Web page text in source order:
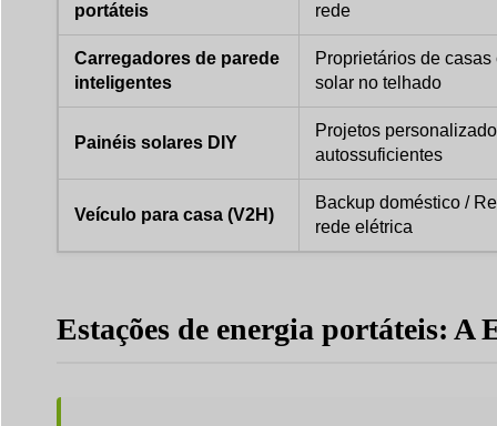
portáteis
rede
Carregadores de parede
inteligentes
Proprietários de
solar no telhado
Painéis solares DIY
Projetos
autossuficientes
Veículo para casa (V2H)
Backup doméstico /
rede elétrica
Estações de energia portáteis: